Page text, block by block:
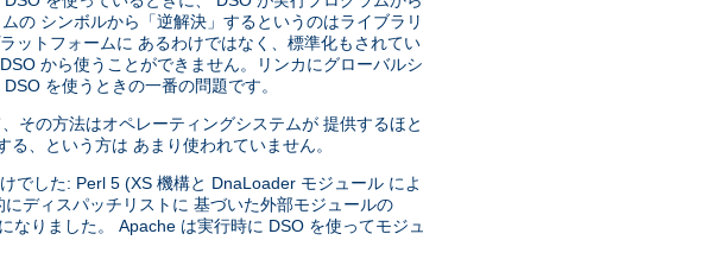
の シンボルから「逆解決」するというのはライブラリ
ットフォームに あるわけではなく、標準化もされてい
から使うことができません。リンカにグローバルシ
を使うときの一番の問題です。
その方法はオペレーティングシステムが 提供するほと
、という方は あまり使われていません。
でした: Perl 5 (XS 機構と DnaLoader モジュール によ
ディスパッチリストに 基づいた外部モジュールの
りました。 Apache は実行時に DSO を使ってモジュ